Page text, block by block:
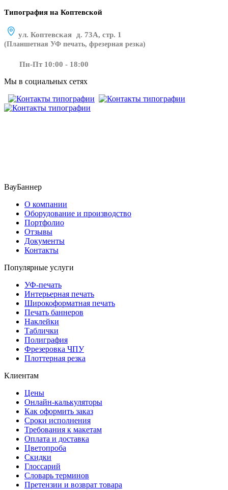
Типография на Коптевской
ул. Коптевская д. 73А, стр. 1
(Планшетная УФ печать, фрезерная резка)
Пн-Пт 10:00 - 18:00
Мы в социальных сетях
ВауБаннер
О компании
Оборудование и производство
Портфолио
Отзывы
Документы
Контакты
Популярные услуги
УФ-печать
Интерьерная печать
Широкоформатная печать
Печать баннеров
Наклейки
Таблички
Полиграфия
Фрезеровка ЧПУ
Плоттерная резка
Клиентам
Цены
Онлайн-калькуляторы
Как оформить заказ
Сроки исполнения
Требования к макетам
Оплата и доставка
Цветопроба
Скидки
Глоссарий
Словарь терминов
Претензии и возврат товара